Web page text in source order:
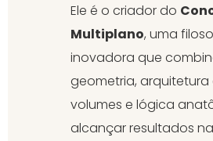
Ele é o criador do
Multiplano, uma
inovadora que
geometria, arquitetura
volumes e lógica
alcançar resultados